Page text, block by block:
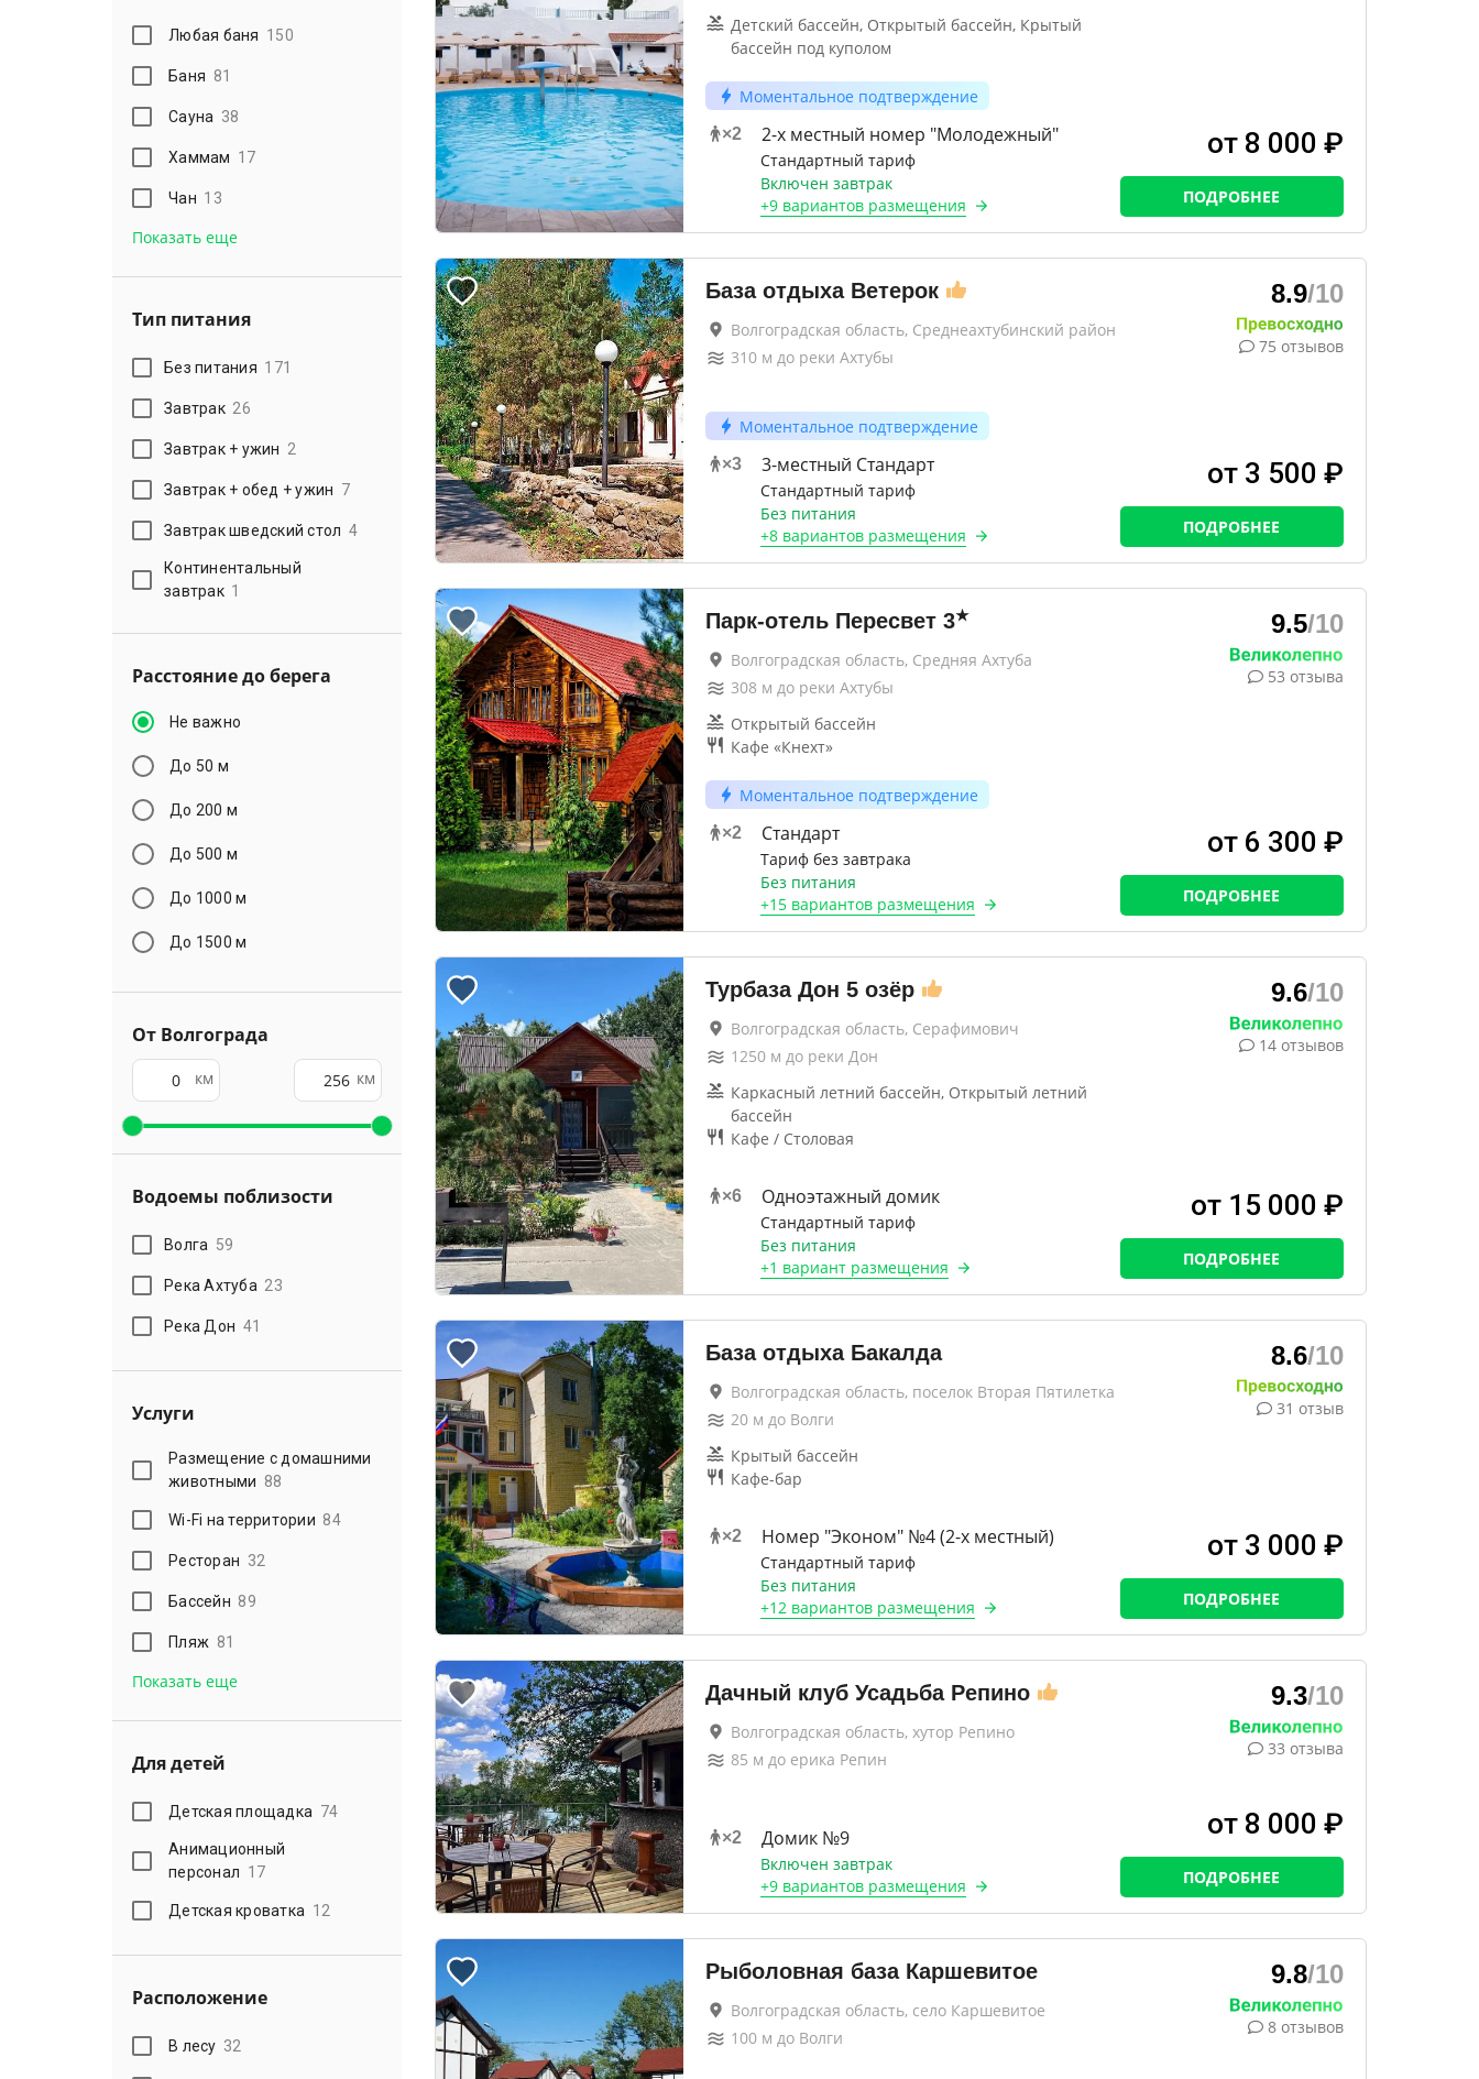
Любая баня 150
Баня 81
Сауна 38
Хаммам 17
Чан 13
Показать еще
Тип питания
Без питания 171
Завтрак 26
Завтрак + ужин 2
Завтрак + обед + ужин 7
Завтрак шведский стол 4
Континентальный
завтрак 1
Расстояние до берега
Не важно
До 50 м
До 200 м
До 500 м
До 1000 м
До 1500 м
От Волгограда
км км
Водоемы поблизости
Волга 59
Река Ахтуба 23
Река Дон 41
Услуги
Размещение с домашними
животными 88
Wi-Fi на территории 84
Ресторан 32
Бассейн 89
Пляж 81
Показать еще
Для детей
Детская площадка 74
Анимационный
персонал 17
Детская кроватка 12
Расположение
В лесу 32
Детский бассейн, Открытый бассейн, Крытый
бассейн под куполом
Моментальное подтверждение
×2 2-х местный номер "Молодежный"
Стандартный тариф
Включен завтрак
+9 вариантовразмещения
от 8 000 ₽
ПОДРОБНЕЕ
База отдыха Ветерок
Волгоградская область, Среднеахтубинский район
310м до реки Ахтубы
Моментальное подтверждение
×3 3-местный Стандарт
Стандартный тариф
Без питания
+8 вариантовразмещения
8.9/10
75 отзывов
от 3 500 ₽
ПОДРОБНЕЕ
Парк-отель Пересвет 3★
Волгоградская область, Средняя Ахтуба
308 м до реки Ахтубы
Открытый бассейн
Кафе «Кнехт»
Моментальное подтверждение
×2 Стандарт
Тариф без завтрака
Без питания
+15 вариантовразмещения
9.5/10
53 отзыва
от 6 300 ₽
ПОДРОБНЕЕ
Турбаза Дон 5 озёр
Волгоградская область, Серафимович
1250м до реки Дон
Каркасный летний бассейн, Открытый летний
бассейн
Кафе / Столовая
×6 Одноэтажный домик
Стандартный тариф
Без питания
+1 вариантразмещения
9.6/10
14 отзывов
от 15 000 ₽
ПОДРОБНЕЕ
База отдыха Бакалда
Волгоградская область, поселок Вторая Пятилетка
20м до Волги
Крытый бассейн
Кафе-бар
×2 Номер "Эконом" №4 (2-х местный)
Стандартный тариф
Без питания
+12 вариантовразмещения
8.6/10
31 отзыв
от 3 000 ₽
ПОДРОБНЕЕ
Дачный клуб Усадьба Репино
Волгоградская область, хутор Репино
85 м до ерика Репин
×2 Домик №9
Включен завтрак
+9 вариантовразмещения
9.3/10
33 отзыва
от 8 000 ₽
ПОДРОБНЕЕ
Рыболовная база Каршевитое
Волгоградская область, село Каршевитое
100м до Волги
9.8/10
8 отзывов